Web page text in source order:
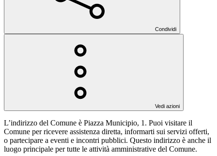
Condividi
Vedi azioni
L’indirizzo del Comune è Piazza Municipio, 1. Puoi visitare il
Comune per ricevere assistenza diretta, informarti sui servizi offerti,
o partecipare a eventi e incontri pubblici. Questo indirizzo è anche il
luogo principale per tutte le attività amministrative del Comune.